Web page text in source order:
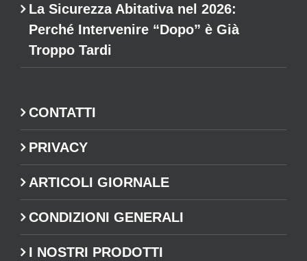
La Sicurezza Abitativa nel 2026:
Perché Intervenire “Dopo” è Già
Troppo Tardi
CONTATTI
PRIVACY
ARTICOLI GIORNALE
CONDIZIONI GENERALI
I NOSTRI PRODOTTI